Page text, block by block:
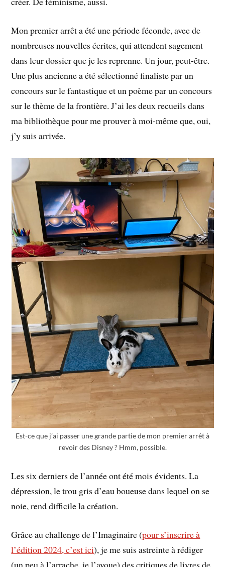
Mon premier arrêt a été une période féconde, avec de
nombreuses nouvelles écrites, qui attendent sagement
dans leur dossier que je les reprenne. Un jour, peut-être.
Une plus ancienne a été sélectionné finaliste par un
concours sur le fantastique et un poème par un concours
sur le thème de la frontière. J’ai les deux recueils dans
ma bibliothèque pour me prouver à moi-même que, oui,
j’y suis arrivée.
Est-ce que j’ai passer une grande partie de mon premier arrêt à
revoir des Disney ? Hmm, possible.
Les six derniers de l’année ont été mois évidents. La
dépression, le trou gris d’eau boueuse dans lequel on se
noie, rend difficile la création.
Grâce au challenge de l’Imaginaire (pour s’inscrire à
l’édition 2024, c’est ici), je me suis astreinte à rédiger
(un peu à l’arrache, je l’avoue) des critiques de livres de